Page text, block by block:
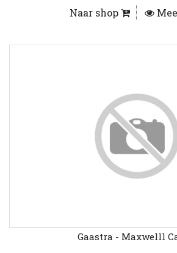
Naar shop
Gaastra - Maxwelll